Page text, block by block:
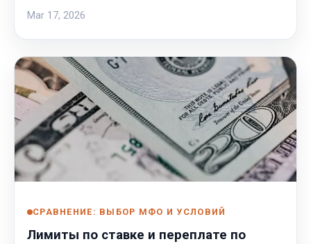
Mar 17, 2026
СРАВНЕНИЕ: ВЫБОР МФО И УСЛОВИЙ
Лимиты по ставке и переплате по